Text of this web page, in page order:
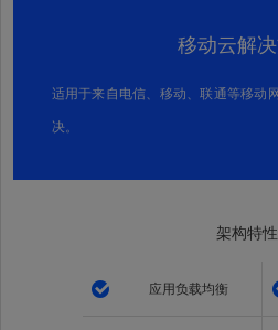
移动云解
适用于来自电信、移动、联通等移动
决。
架构特性
应用负载均衡